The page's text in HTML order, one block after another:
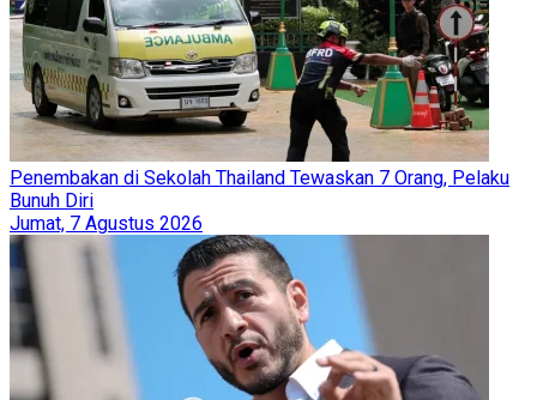
Penembakan di Sekolah Thailand Tewaskan 7 Orang, Pelaku
Bunuh Diri
Jumat, 7 Agustus 2026